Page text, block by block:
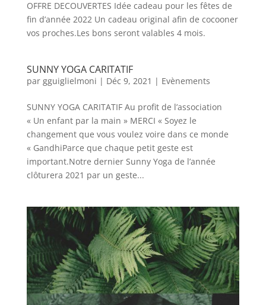
OFFRE DECOUVERTES Idée cadeau pour les fêtes de
fin d’année 2022 Un cadeau original afin de cocooner
vos proches.Les bons seront valables 4 mois.
SUNNY YOGA CARITATIF
par gguiglielmoni | Déc 9, 2021 | Evènements
SUNNY YOGA CARITATIF Au profit de l’association
« Un enfant par la main » MERCI « Soyez le
changement que vous voulez voire dans ce monde
« GandhiParce que chaque petit geste est
important.Notre dernier Sunny Yoga de l’année
clôturera 2021 par un geste...